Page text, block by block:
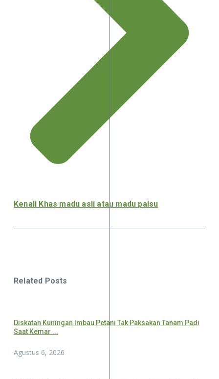
Kenali Khas madu asli atau madu palsu
Related Posts
Diskatan Kuningan Imbau Petani Tak Paksakan Tanam Padi
Saat Kemar ...
Agustus 6, 2026